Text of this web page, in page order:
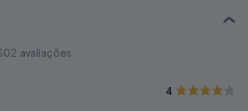
avaliações
4